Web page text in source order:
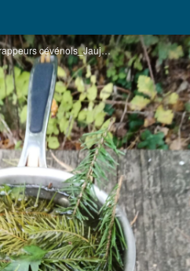
cévénols
Trucs et astuces de trappeurs cévénols_Jaujac - ©pnrma